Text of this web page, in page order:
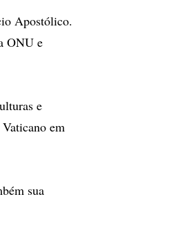
Apostólico.
ONU e
e
em
sua